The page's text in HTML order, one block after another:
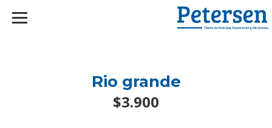
Rio grande
$3.900